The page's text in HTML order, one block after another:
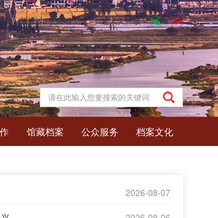
丨 繁体 丨 无障碍浏览 丨 进入关怀版
馆藏档案 公众服务 档案文化
2026-08-07